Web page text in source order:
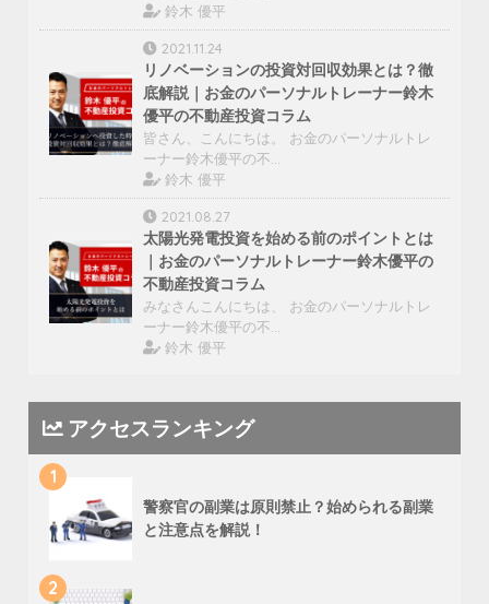
鈴木 優平
2021.11.24
リノベーションの投資対回収効果とは？徹
底解説｜お金のパーソナルトレーナー鈴木
優平の不動産投資コラム
皆さん、こんにちは。 お金のパーソナルトレ
ーナー鈴木優平の不…
鈴木 優平
2021.08.27
太陽光発電投資を始める前のポイントとは
｜お金のパーソナルトレーナー鈴木優平の
不動産投資コラム
みなさんこんにちは、 お金のパーソナルトレ
ーナー鈴木優平の不…
鈴木 優平
アクセスランキング
1
警察官の副業は原則禁止？始められる副業
と注意点を解説！
2